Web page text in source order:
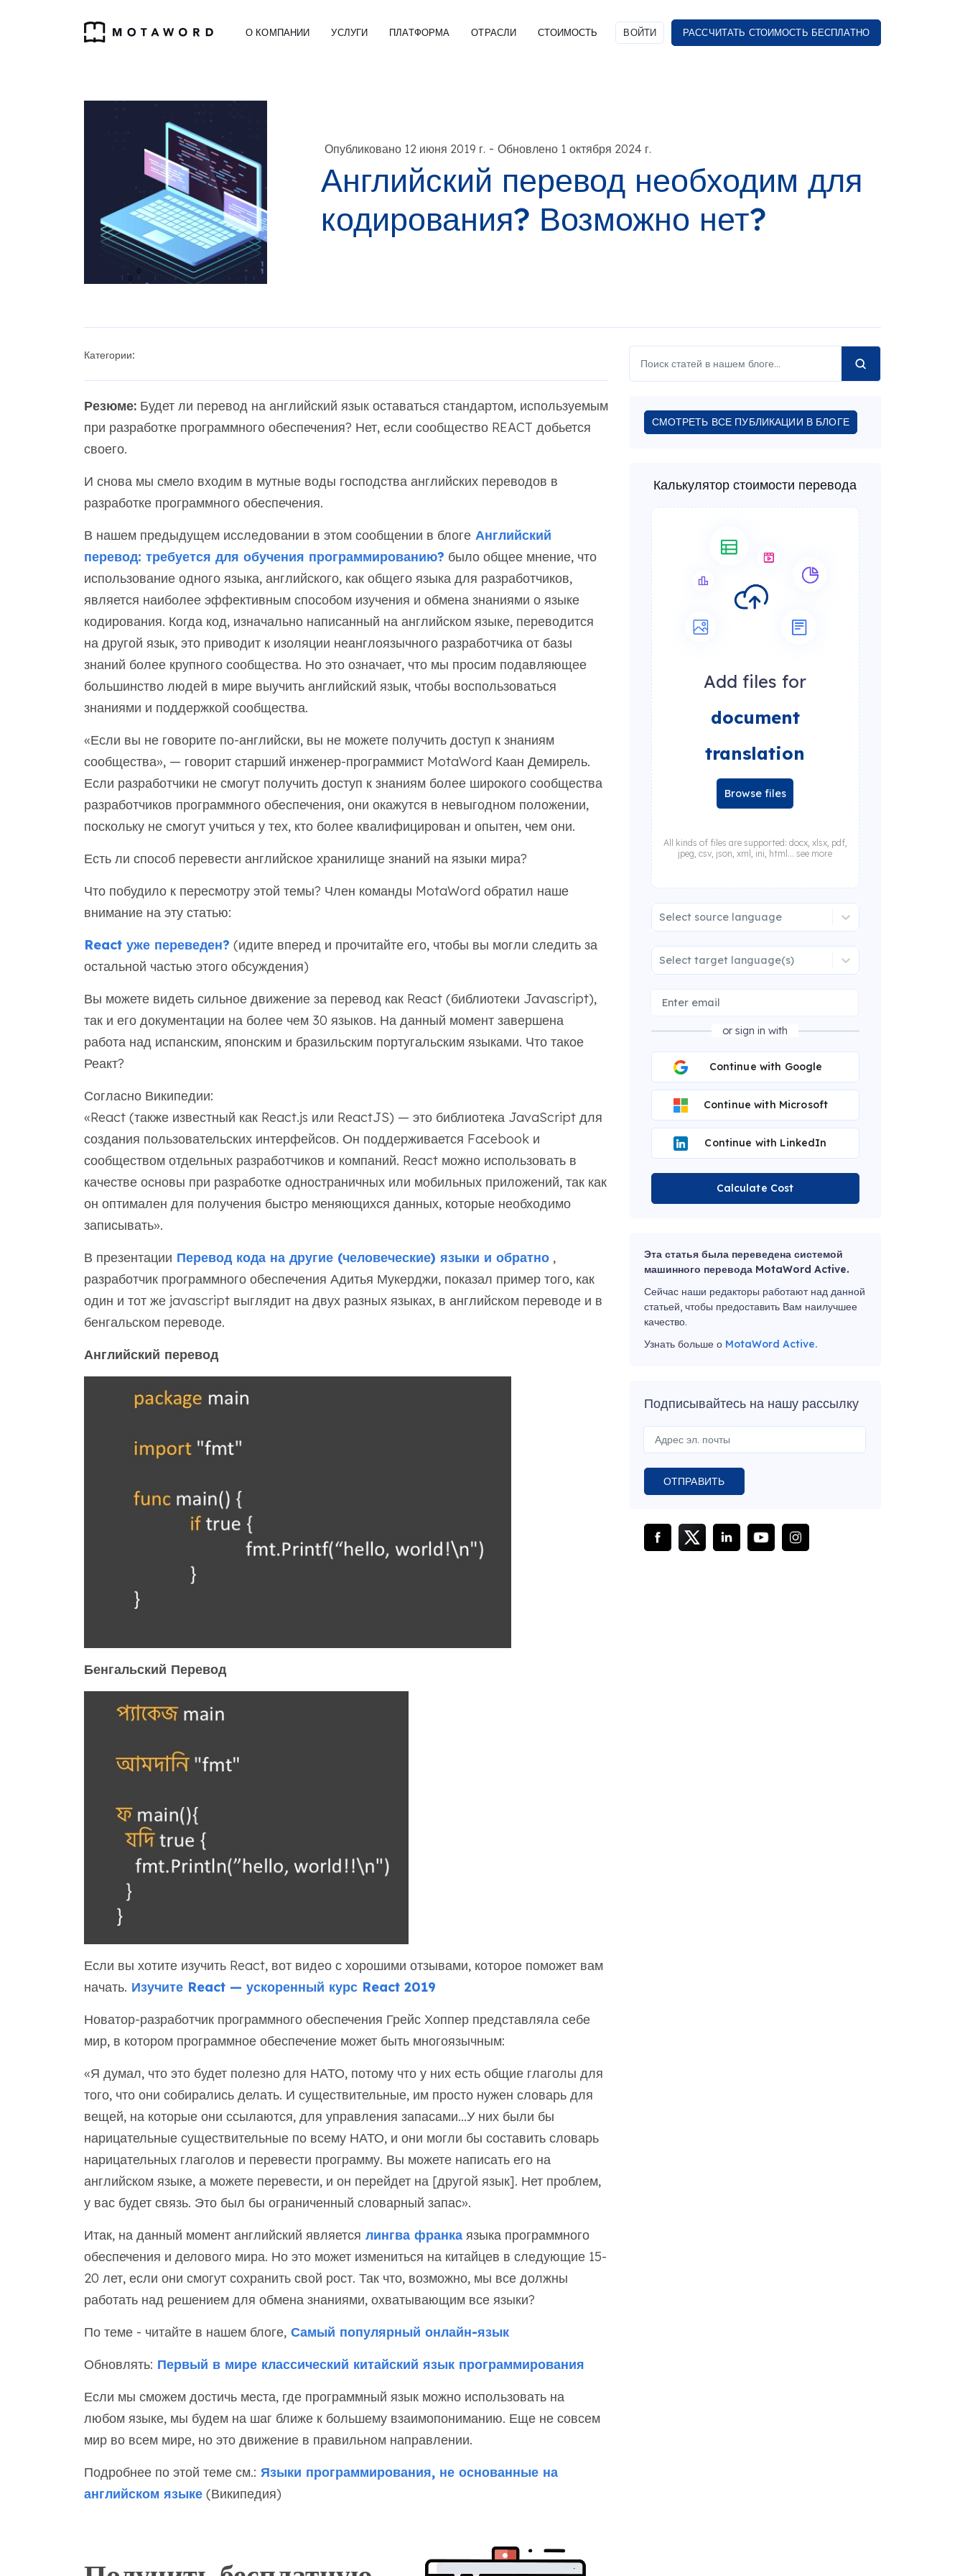
О КОМПАНИИ УСЛУГИ ПЛАТФОРМА ОТРАСЛИ СТОИМОСТЬ ВОЙТИ РАССЧИТАТЬ СТОИМОСТЬ БЕСПЛАТНО
Опубликовано 12 июня 2019 г. - Обновлено 1 октября 2024 г.
Английский перевод необходим для
кодирования? Возможно нет?
Категории:
Резюме:Будет ли перевод на английский язык оставаться стандартом, используемым
при разработке программного обеспечения? Нет, если сообщество REACT добьется
своего.
И снова мы смело входим в мутные воды господства английских переводов в
разработке программного обеспечения.
В нашем предыдущем исследовании в этом сообщении в блогеАнглийский
перевод: требуется для обучения программированию? было общее мнение, что
использование одного языка, английского, как общего языка для разработчиков,
является наиболее эффективным способом изучения и обмена знаниями о языке
кодирования. Когда код, изначально написанный на английском языке, переводится
на другой язык, это приводит к изоляции неанглоязычного разработчика от базы
знаний более крупного сообщества. Но это означает, что мы просим подавляющее
большинство людей в мире выучить английский язык, чтобы воспользоваться
знаниями и поддержкой сообщества.
«Если вы не говорите по-английски, вы не можете получить доступ к знаниям
сообщества», — говорит старший инженер-программист MotaWord Каан Демирель.
Если разработчики не смогут получить доступ к знаниям более широкого сообщества
разработчиков программного обеспечения, они окажутся в невыгодном положении,
поскольку не смогут учиться у тех, кто более квалифицирован и опытен, чем они.
Есть ли способ перевести английское хранилище знаний на языки мира?
Что побудило к пересмотру этой темы? Член команды MotaWord обратил наше
внимание на эту статью:
React уже переведен? (идите вперед и прочитайте его, чтобы вы могли следить за
остальной частью этого обсуждения)
Вы можете видеть сильное движение за перевод как React (библиотеки Javascript),
так и его документации на более чем 30 языков. На данный момент завершена
работа над испанским, японским и бразильским португальским языками. Что такое
Реакт?
Согласно Википедии:
«React (также известный как React.js или ReactJS) — это библиотека JavaScript для
создания пользовательских интерфейсов. Он поддерживается Facebook и
сообществом отдельных разработчиков и компаний. React можно использовать в
качестве основы при разработке одностраничных или мобильных приложений, так как
он оптимален для получения быстро меняющихся данных, которые необходимо
записывать».
В презентации Перевод кода на другие (человеческие) языки и обратно,
разработчик программного обеспечения Адитья Мукерджи, показал пример того, как
один и тот же javascript выглядит на двух разных языках, в английском переводе и в
бенгальском переводе.
Английский перевод
Бенгальский Перевод
Если вы хотите изучить React, вот видео с хорошими отзывами, которое поможет вам
начать. Изучите React — ускоренный курс React 2019
Новатор-разработчик программного обеспечения Грейс Хоппер представляла себе
мир, в котором программное обеспечение может быть многоязычным:
«Я думал, что это будет полезно для НАТО, потому что у них есть общие глаголы для
того, что они собирались делать. И существительные, им просто нужен словарь для
вещей, на которые они ссылаются, для управления запасами...У них были бы
нарицательные существительные по всему НАТО, и они могли бы составить словарь
нарицательных глаголов и перевести программу. Вы можете написать его на
английском языке, а можете перевести, и он перейдет на [другой язык]. Нет проблем,
у вас будет связь. Это был бы ограниченный словарный запас».
Итак, на данный момент английский является лингва франкаязыка программного
обеспечения и делового мира. Но это может измениться на китайцев в следующие 15-
20 лет, если они смогут сохранить свой рост. Так что, возможно, мы все должны
работать над решением для обмена знаниями, охватывающим все языки?
По теме - читайте в нашем блоге,Самый популярный онлайн-язык
Обновлять: Первый в мире классический китайский язык программирования
Если мы сможем достичь места, где программный язык можно использовать на
любом языке, мы будем на шаг ближе к большему взаимопониманию. Еще не совсем
мир во всем мире, но это движение в правильном направлении.
Подробнее по этой теме см.: Языки программирования, не основанные на
английском языке(Википедия)
СМОТРЕТЬ ВСЕ ПУБЛИКАЦИИ В БЛОГЕ
Калькулятор стоимости перевода
Add files for
document
translation
Browse files
All kinds of files are supported: docx, xlsx, pdf,
jpeg, csv, json, xml, ini, html... see more
Select source language
Select target language(s)
or sign in with
Continue with Google
Continue with Microsoft
Continue with LinkedIn
Calculate Cost
Эта статья была переведена системой
машинного перевода MotaWord Active.
Сейчас наши редакторы работают над данной
статьей, чтобы предоставить Вам наилучшее
качество.
Узнать больше о MotaWord Active.
Подписывайтесь на нашу рассылку
ОТПРАВИТЬ